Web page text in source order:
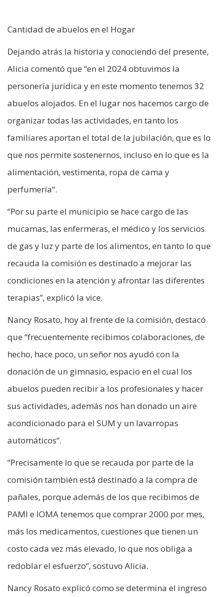
Cantidad de abuelos en el Hogar
Dejando atrás la historia y conociendo del presente,
Alicia comentó que “en el 2024 obtuvimos la
personería jurídica y en este momento tenemos 32
abuelos alojados. En el lugar nos hacemos cargo de
organizar todas las actividades, en tanto los
familiares aportan el total de la jubilación, que es lo
que nos permite sostenernos, incluso en lo que es la
alimentación, vestimenta, ropa de cama y
perfumería“.
“Por su parte el municipio se hace cargo de las
mucamas, las enfermeras, el médico y los servicios
de gas y luz y parte de los alimentos, en tanto lo que
recauda la comisión es destinado a mejorar las
condiciones en la atención y afrontar las diferentes
terapias”, explicó la vice.
Nancy Rosato, hoy al frente de la comisión, destacó
que “frecuentemente recibimos colaboraciones, de
hecho, hace poco, un señor nos ayudó con la
donación de un gimnasio, espacio en el cual los
abuelos pueden recibir a los profesionales y hacer
sus actividades, además nos han donado un aire
acondicionado para el SUM y un lavarropas
automáticos“.
“Precisamente lo que se recauda por parte de la
comisión también está destinado a la compra de
pañales, porque además de los que recibimos de
PAMI e IOMA tenemos que comprar 2000 por mes,
más los medicamentos, cuestiones que tienen un
costo cada vez más elevado, lo que nos obliga a
redoblar el esfuerzo“, sostuvo Alicia.
Nancy Rosato explicó como se determina el ingreso